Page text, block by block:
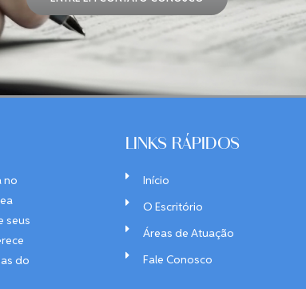
no
seus
do
LINKS RÁPIDOS
Início
O Escritório
Áreas de Atuação
Fale Conosco